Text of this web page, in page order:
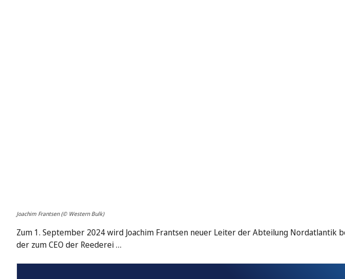
Joachim Frantsen (© Western Bulk)
Zum 1. September 2024 wird Joachim Frantsen neuer Leiter der Abteilung Nordatlantik
der zum CEO der Reederei …